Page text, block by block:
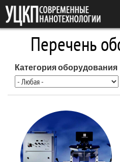
Перейти к основному содержанию
Перечень
Категория оборудования